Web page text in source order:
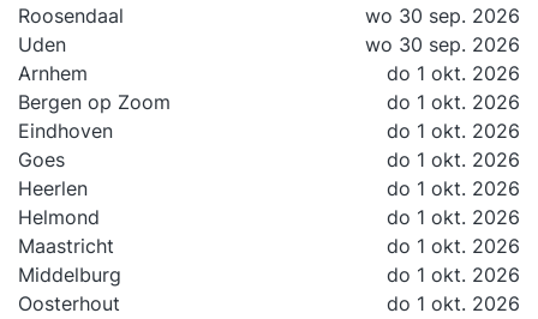
Roosendaal
wo 30 sep. 2026
Uden
wo 30 sep. 2026
Arnhem
do 1 okt. 2026
Bergen op Zoom
do 1 okt. 2026
Eindhoven
do 1 okt. 2026
Goes
do 1 okt. 2026
Heerlen
do 1 okt. 2026
Helmond
do 1 okt. 2026
Maastricht
do 1 okt. 2026
Middelburg
do 1 okt. 2026
Oosterhout
do 1 okt. 2026